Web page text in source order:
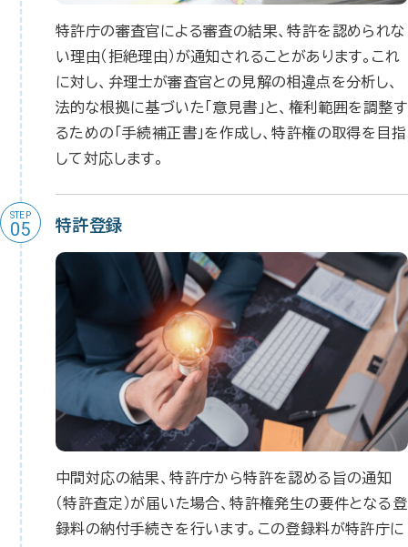
特許庁の審査官による審査の結果、特許を認められな
い理由（拒絶理由）が通知されることがあります。これ
に対し、弁理士が審査官との見解の相違点を分析し、
法的な根拠に基づいた「意見書」と、権利範囲を調整す
るための「手続補正書」を作成し、特許権の取得を目指
して対応します。
STEP
05 特許登録
中間対応の結果、特許庁から特許を認める旨の通知
（特許査定）が届いた場合、特許権発生の要件となる登
録料の納付手続きを行います。この登録料が特許庁に